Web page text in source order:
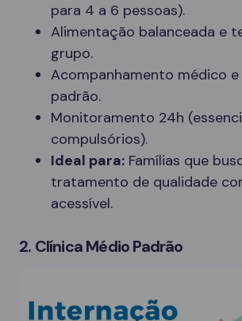
para 4 a 6 pessoas).
Alimentação balanceada e
grupo.
Acompanhamento médico
padrão.
Monitoramento 24h
compulsórios).
Ideal para: Famílias que
tratamento de qualidade
acessível.
2. Clínica Médio Padrão